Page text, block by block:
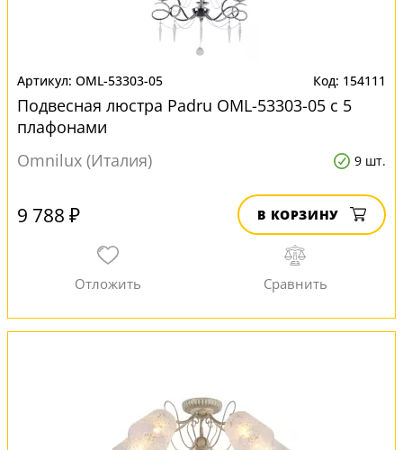
OML-53303-05 154111
Подвесная люстра Padru OML-53303-05 с 5
плафонами
Omnilux (Италия)
9 шт.
9 788 ₽ В КОРЗИНУ